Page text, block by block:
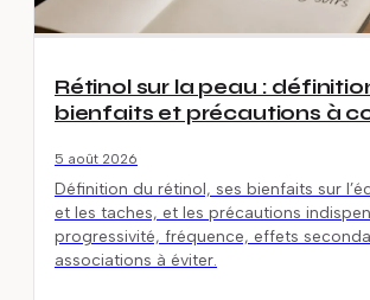
Rétinol sur la peau :
bienfaits et précautions à
5 août 2026
Définition du rétinol, ses bienfaits sur
et les taches, et les précautions
progressivité, fréquence, effets
associations à éviter.